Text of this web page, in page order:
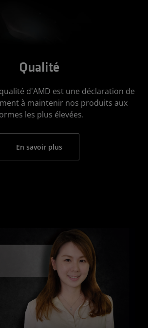
Qualité
d'AMD est une déclaration de
à maintenir nos produits aux
les plus élevées.
En savoir plus